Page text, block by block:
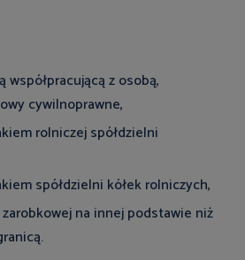
z osobą,
cywilnoprawne,
rolniczej spółdzielni
spółdzielni kółek rolniczych,
na innej podstawie niż